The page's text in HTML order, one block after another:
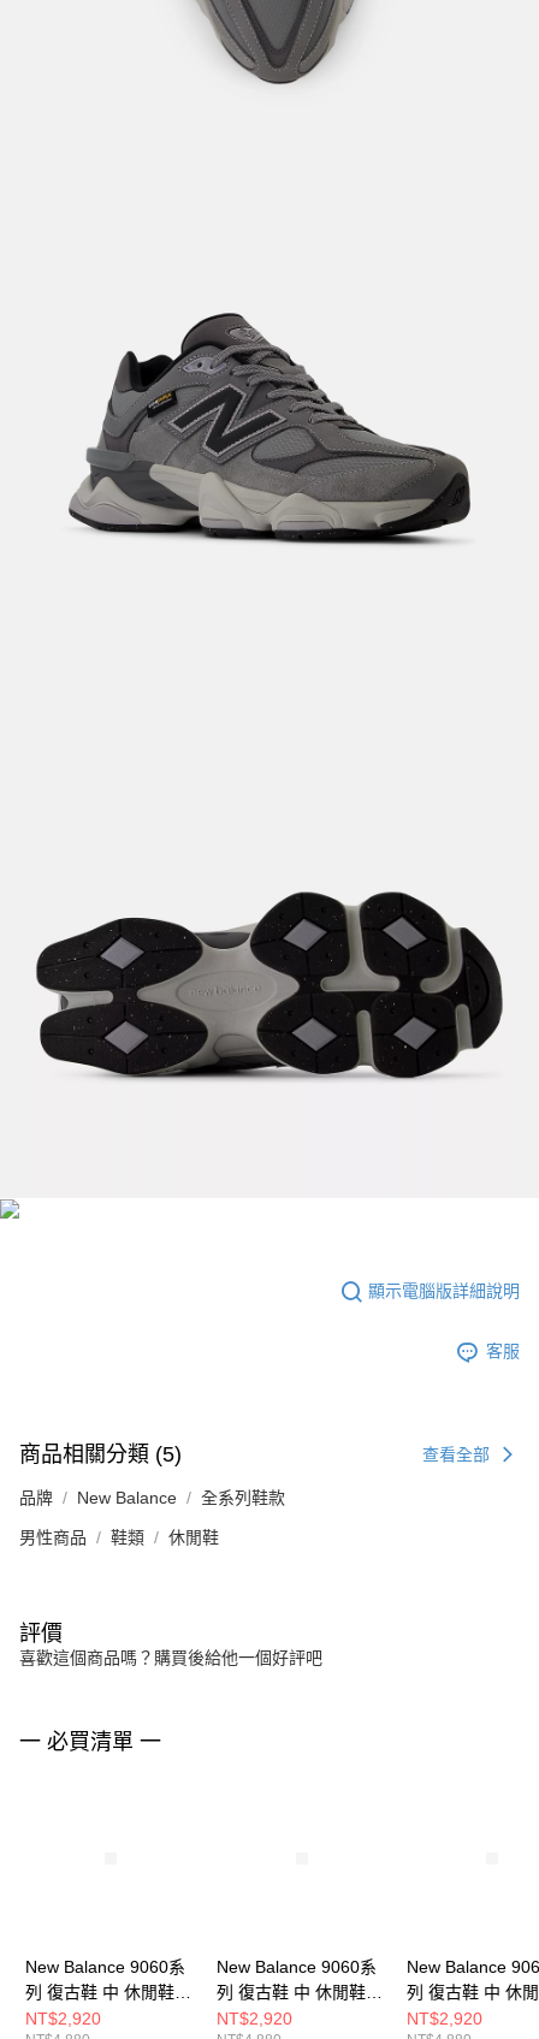
顯示電腦版詳細說明
客服
商品相關分類 (5) 查看全部
品牌 New Balance 全系列鞋款
男性商品 鞋類 休閒鞋
評價
喜歡這個商品嗎？購買後給他一個好評吧
一 必買清單 一
New Balance 9060系
列 復古鞋 中 休閒鞋
U9060AGA-D
NT$2,920
New Balance 9060系
列 復古鞋 中 休閒鞋
U9060EEI-D
NT$2,920
New Balance
列 復古鞋 中 休
U9060AGB-D
NT$2,920